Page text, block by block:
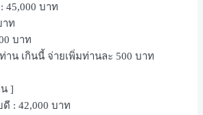
45,000 บาท
าท
บาท
าน เกินนี้ จ่ายเพิ่มท่านละ 500 บาท
]
: 42,000 บาท